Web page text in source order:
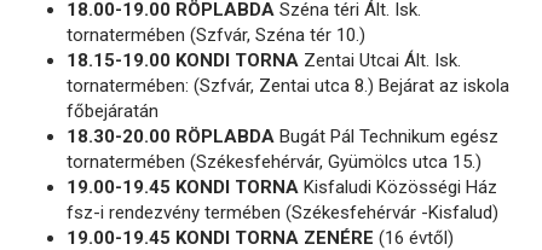
18.00-19.00 RÖPLABDA Széna téri Ált. Isk.
tornatermében (Szfvár, Széna tér 10.)
18.15-19.00 KONDI TORNA Zentai Utcai Ált. Isk.
tornatermében: (Szfvár, Zentai utca 8.) Bejárat az iskola
főbejáratán
18.30-20.00 RÖPLABDA Bugát Pál Technikum egész
tornatermében (Székesfehérvár, Gyümölcs utca 15.)
19.00-19.45 KONDI TORNA Kisfaludi Közösségi Ház
fsz-i rendezvény termében (Székesfehérvár -Kisfalud)
19.00-19.45 KONDI TORNA ZENÉRE (16 évtől)